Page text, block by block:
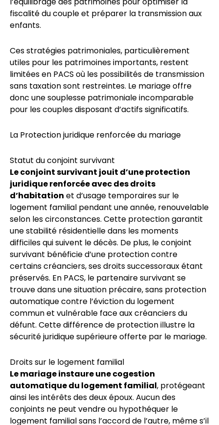
fiscalité du couple et préparer la transmission aux
enfants.
Ces stratégies patrimoniales, particulièrement
utiles pour les patrimoines importants, restent
limitées en PACS où les possibilités de transmission
sans taxation sont restreintes. Le mariage offre
donc une souplesse patrimoniale incomparable
pour les couples disposant d’actifs significatifs.
La Protection juridique renforcée du mariage
Statut du conjoint survivant
Le conjoint survivant jouit d’une protection
juridique renforcée avec des droits
d’habitation et d’usage temporaires sur le
logement familial pendant une année, renouvelable
selon les circonstances. Cette protection garantit
une stabilité résidentielle dans les moments
difficiles qui suivent le décès. De plus, le conjoint
survivant bénéficie d’une protection contre
certains créanciers, ses droits successoraux étant
préservés. En PACS, le partenaire survivant se
trouve dans une situation précaire, sans protection
automatique contre l’éviction du logement
commun et vulnérable face aux créanciers du
défunt. Cette différence de protection illustre la
sécurité juridique supérieure offerte par le mariage.
Droits sur le logement familial
Le mariage instaure une cogestion
automatique du logement familial, protégeant
ainsi les intérêts des deux époux. Aucun des
conjoints ne peut vendre ou hypothéquer le
logement familial sans l’accord de l’autre, même s’il